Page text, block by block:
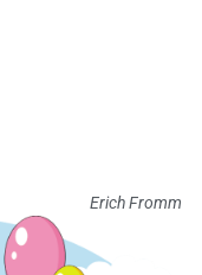
Erich Fromm